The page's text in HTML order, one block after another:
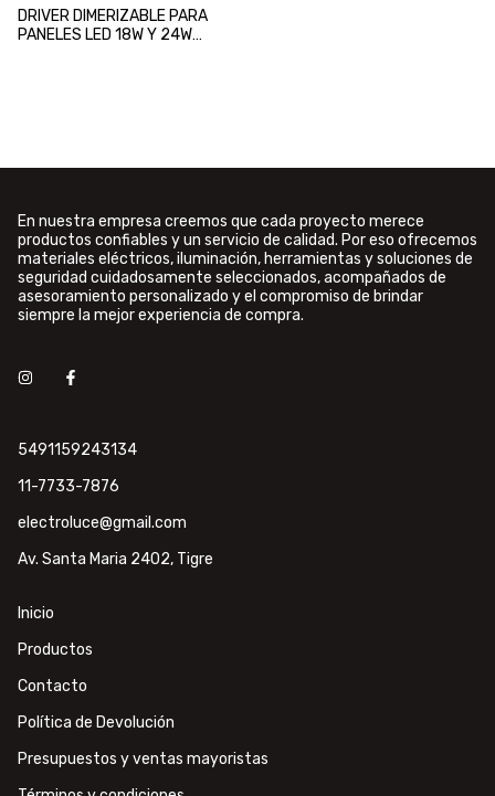
DRIVER DIMERIZABLE PARA
PANELES LED 18W Y 24W
En nuestra empresa creemos que cada proyecto merece
productos confiables y un servicio de calidad. Por eso ofrecemos
materiales eléctricos, iluminación, herramientas y soluciones de
seguridad cuidadosamente seleccionados, acompañados de
asesoramiento personalizado y el compromiso de brindar
siempre la mejor experiencia de compra.
5491159243134
11-7733-7876
electroluce@gmail.com
Av. Santa Maria 2402, Tigre
Inicio
Productos
Contacto
Política de Devolución
Presupuestos y ventas mayoristas